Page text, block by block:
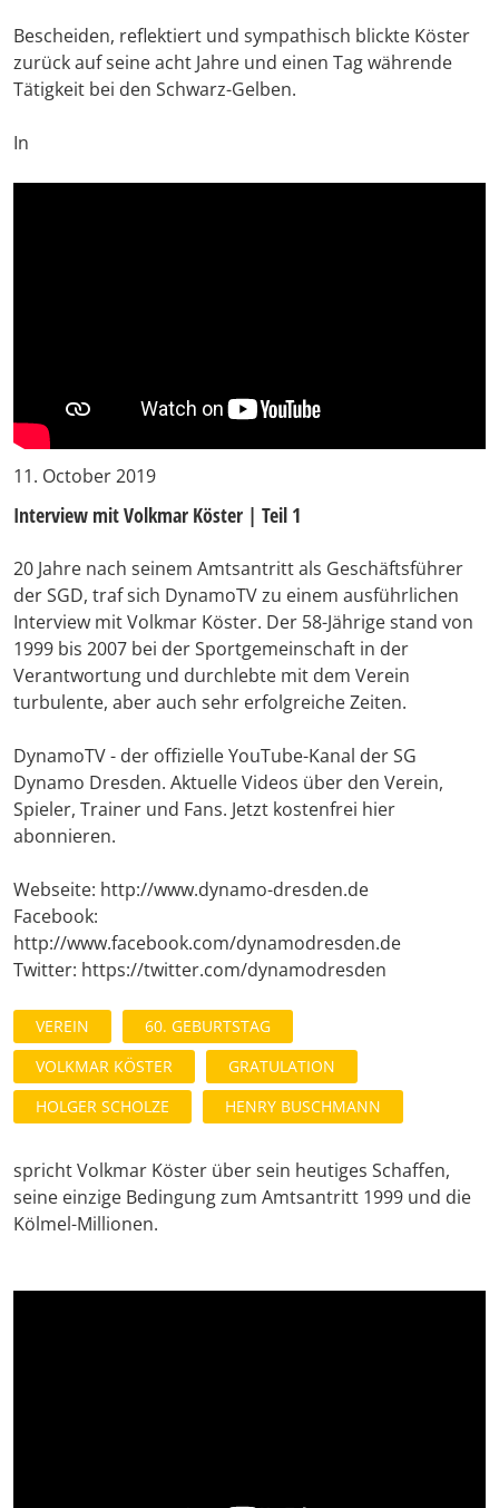
Bescheiden, reflektiert und sympathisch blickte Köster
zurück auf seine acht Jahre und einen Tag währende
Tätigkeit bei den Schwarz-Gelben.
In
11. October 2019
Interview mit Volkmar Köster | Teil 1
20 Jahre nach seinem Amtsantritt als Geschäftsführer
der SGD, traf sich DynamoTV zu einem ausführlichen
Interview mit Volkmar Köster. Der 58-Jährige stand von
1999 bis 2007 bei der Sportgemeinschaft in der
Verantwortung und durchlebte mit dem Verein
turbulente, aber auch sehr erfolgreiche Zeiten.
DynamoTV - der offizielle YouTube-Kanal der SG
Dynamo Dresden. Aktuelle Videos über den Verein,
Spieler, Trainer und Fans. Jetzt kostenfrei hier
abonnieren.
Webseite: http://www.dynamo-dresden.de
Facebook:
http://www.facebook.com/dynamodresden.de
Twitter: https://twitter.com/dynamodresden
VEREIN
60. GEBURTSTAG
VOLKMAR KÖSTER
GRATULATION
HOLGER SCHOLZE
HENRY BUSCHMANN
spricht Volkmar Köster über sein heutiges Schaffen,
seine einzige Bedingung zum Amtsantritt 1999 und die
Kölmel-Millionen.